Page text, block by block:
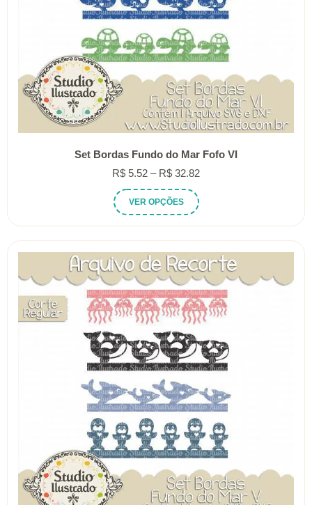
Set Bordas Fundo do Mar Fofo VI
R$ 5.52 – R$ 32.82Faixa
através
R$ 32.82
VER OPÇÕES
produto
tem
várias
variantes.
As
opções
podem
ser
na
página
produto